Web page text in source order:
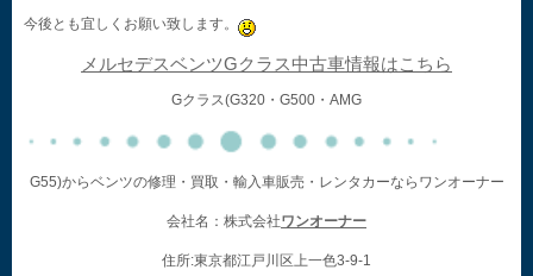
今後とも宜しくお願い致します。
メルセデスベンツGクラス中古車情報はこちら
Gクラス(G320・G500・AMG
G55)からベンツの修理・買取・輸入車販売・レンタカーならワンオーナー
会社名：株式会社ワンオーナー
住所:東京都江戸川区上一色3-9-1